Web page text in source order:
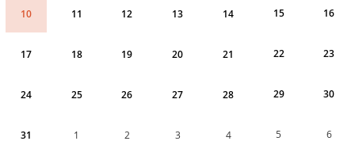
10 11 12 13 14 15 16
17 18 19 20 21 22 23
24 25 26 27 28 29 30
31 1 2 3 4 5 6